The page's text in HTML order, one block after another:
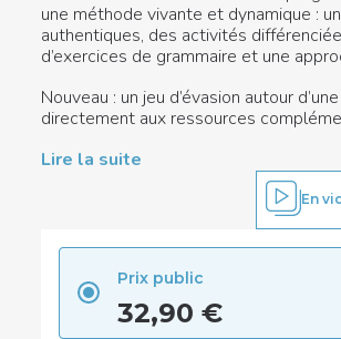
une méthode vivante et dynamique :
authentiques, des activités
d’exercices de grammaire et une
Nouveau : un jeu d’évasion autour
directement aux ressources
Lire la suite
En
Prix public
32,90 €